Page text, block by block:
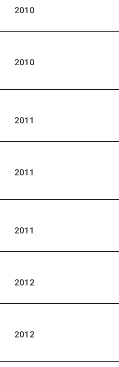
2010
2010
2011
2011
2011
2012
2012